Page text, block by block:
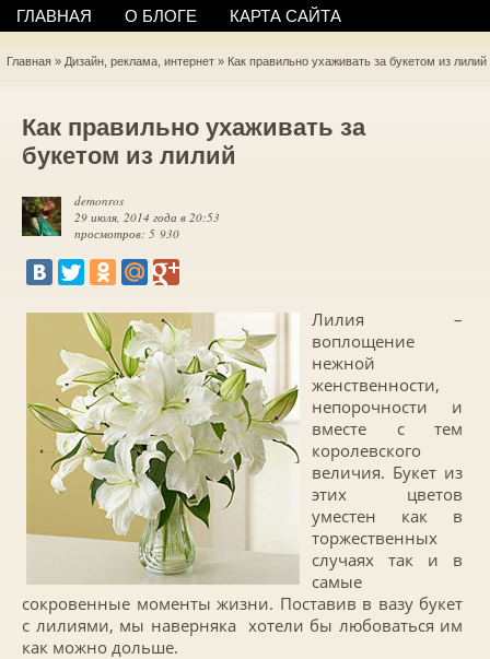
ГЛАВНАЯ О БЛОГЕ КАРТА САЙТА
Главная » Дизайн, реклама, интернет » Как правильно ухаживать за букетом из лилий
Как правильно ухаживать за
букетом из лилий
demonros
29 июля, 2014 года в 20:53
просмотров: 5 930
Лилия –
воплощение
нежной
женственности,
непорочности и
вместе с тем
королевского
величия. Букет из
этих цветов
уместен как в
торжественных
случаях так и в
самые
сокровенные моменты жизни. Поставив в вазу букет
с лилиями, мы наверняка хотели бы любоваться им
как можно дольше.